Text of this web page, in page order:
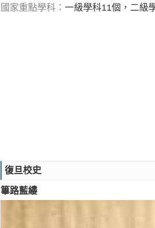
國家重點學科：一級學科11個，二級
復旦校史
篳路藍縷